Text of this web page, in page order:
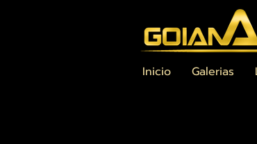
Inicio Galerias